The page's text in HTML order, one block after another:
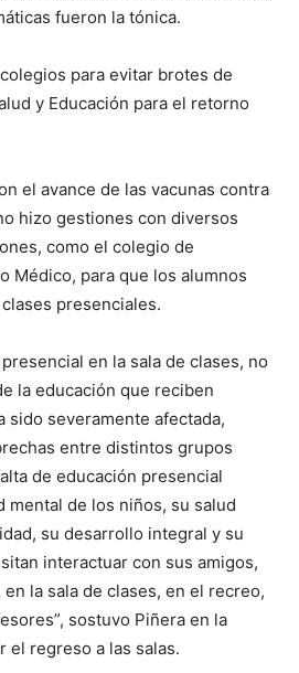
fueron la tónica.
para evitar brotes de
y Educación para el retorno
el avance de las vacunas contra
hizo gestiones con diversos
como el colegio de
Médico, para que los alumnos
presenciales.
en la sala de clases, no
la educación que reciben
sido severamente afectada,
entre distintos grupos
de educación presencial
mental de los niños, su salud
su desarrollo integral y su
interactuar con sus amigos,
la sala de clases, en el recreo,
sostuvo Piñera en la
el regreso a las salas.